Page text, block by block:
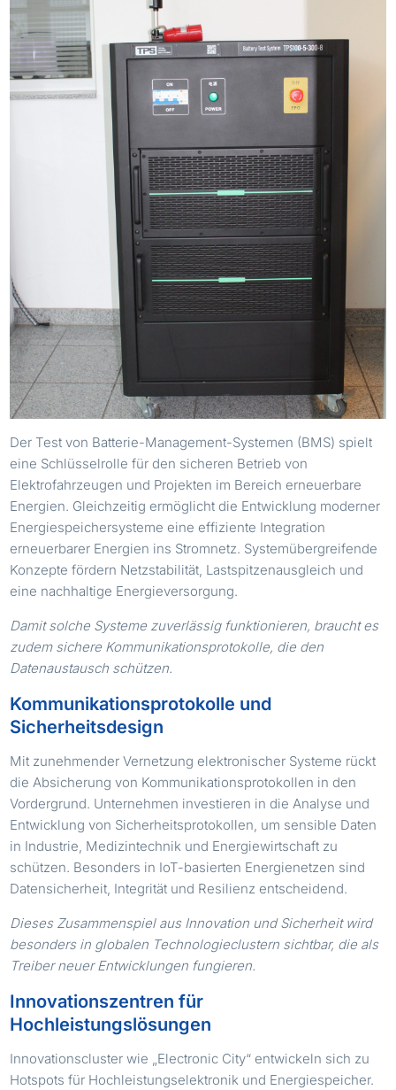
Der Test von Batterie-Management-Systemen (BMS) spielt
eine Schlüsselrolle für den sicheren Betrieb von
Elektrofahrzeugen und Projekten im Bereich erneuerbare
Energien. Gleichzeitig ermöglicht die Entwicklung moderner
Energiespeichersysteme eine effiziente Integration
erneuerbarer Energien ins Stromnetz. Systemübergreifende
Konzepte fördern Netzstabilität, Lastspitzen­ausgleich und
eine nachhaltige Energieversorgung.
Damit solche Systeme zuverlässig funktionieren, braucht es
zudem sichere Kommunikationsprotokolle, die den
Datenaustausch schützen.
Kommunikationsprotokolle und
Sicherheitsdesign
Mit zunehmender Vernetzung elektronischer Systeme rückt
die Absicherung von Kommunikationsprotokollen in den
Vordergrund. Unternehmen investieren in die Analyse und
Entwicklung von Sicherheitsprotokollen, um sensible Daten
in Industrie, Medizintechnik und Energiewirtschaft zu
schützen. Besonders in IoT-basierten Energienetzen sind
Datensicherheit, Integrität und Resilienz entscheidend.
Dieses Zusammenspiel aus Innovation und Sicherheit wird
besonders in globalen Technologieclustern sichtbar, die als
Treiber neuer Entwicklungen fungieren.
Innovationszentren für
Hochleistungslösungen
Innovationscluster wie „Electronic City“ entwickeln sich zu
Hotspots für Hochleistungselektronik und Energiespeicher.